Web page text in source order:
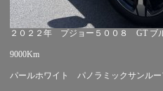
２０２２年 プジョー５００８ GT ブ
9000Km
パールホワイト パノラミックサンルー